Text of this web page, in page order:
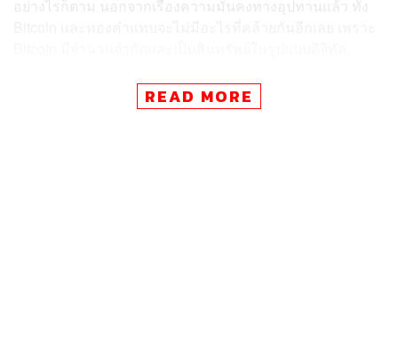
อย่างไรก็ตาม นอกจากเรื่องความมั่นคงทางอุปทานแล้ว ทั้ง
พิริยะระบุว่า สงครามระหว่างรัสเซียและยูเครนที่เกิดขึ้น ซึ่ง
ระบบการเงินได้ถูกนำมาใช้เป็นอาวุธด้วยนั้น ได้แสดงให้เห็น
READ MORE